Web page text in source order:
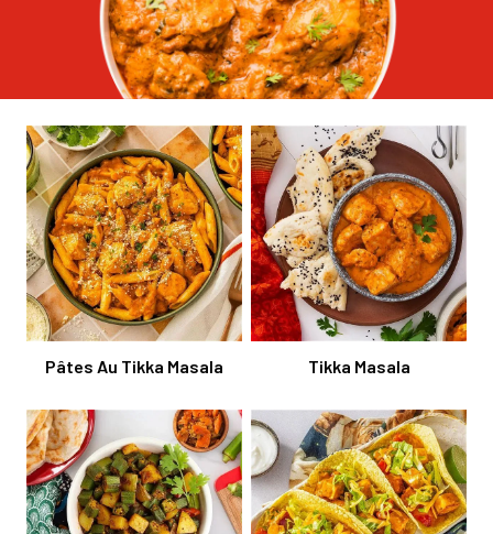
Pâtes Au Tikka Masala Tikka Masala